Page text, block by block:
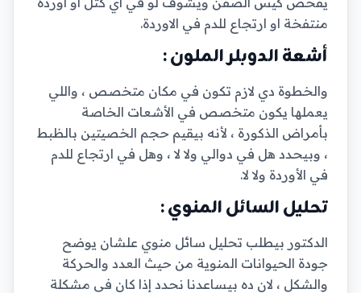
منتفخة او ارتجاع للدم في الاوردة.
أشعة الدوبلر الملون :
والخطوة دي لازم تكون في مكان متخصص ، واللي
يعملها يكون متخصص في الأشعات الخاصة
بأمراض الذكورة ، لأنه بيقيم حجم الخصيتين بالظبط
، وبيحدد هل في دوالي ولا لا ، وهل في ارتجاع للدم
في الأوردة ولا لا.
تحليل السائل المنوي :
الدكتور بيطلب تحليل سائل منوي علشان يوضح
جودة الحيوانات المنوية من حيث العدد والحركة
والشكل ، لان ده بيساعدنا نحدد إذا كان في مشكلة